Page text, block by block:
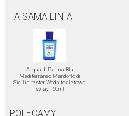
TA SAMA LINIA
Acqua di Parma Blu
Mediterraneo Mandorlo di
Sicilia tester Woda toaletowa
spray 150ml
POLECAMY